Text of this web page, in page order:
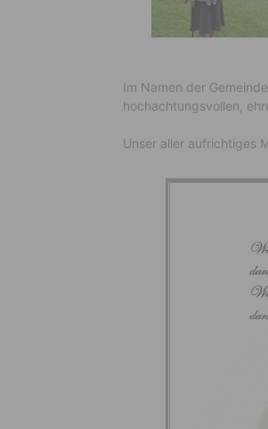
Im Namen der
hochachtungsvollen,
Unser aller aufrichtiges